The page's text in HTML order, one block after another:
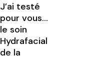
J’ai testé
pour vous…
le soin
Hydrafacial
de la